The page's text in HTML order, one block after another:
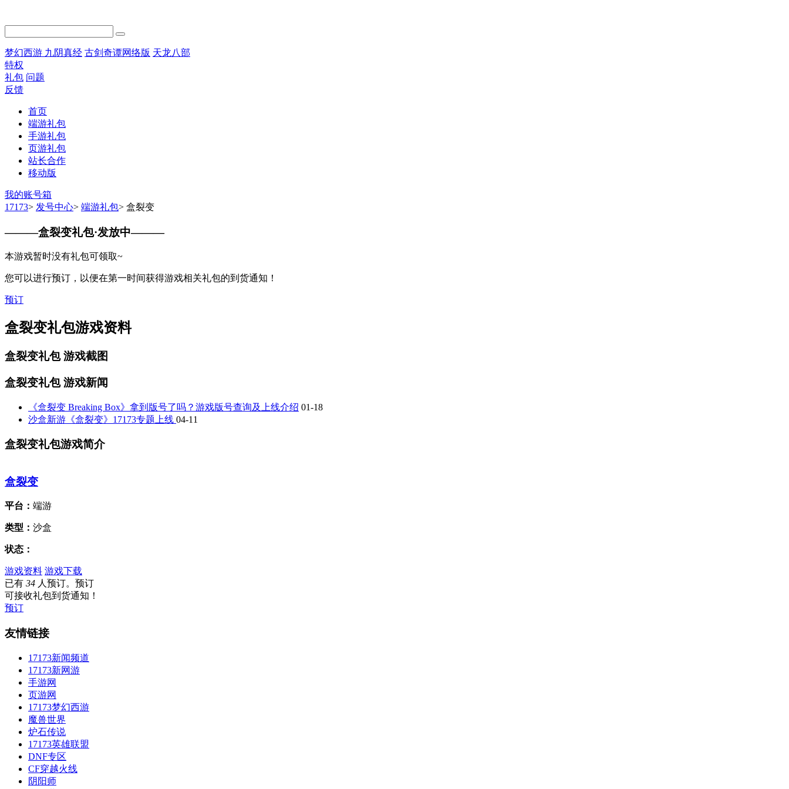
梦幻西游 九阴真经 古剑奇谭网络版 天龙八部
特权
礼包 问题
反馈
首页
端游礼包
手游礼包
页游礼包
站长合作
移动版
我的账号箱
17173> 发号中心> 端游礼包> 盒裂变
———盒裂变礼包·发放中———
本游戏暂时没有礼包可领取~
您可以进行预订，以便在第一时间获得游戏相关礼包的到货通知！
预订
盒裂变礼包游戏资料
盒裂变礼包游戏截图
盒裂变礼包游戏新闻
《盒裂变 Breaking Box》拿到版号了吗？游戏版号查询及上线介绍 01-18
沙盒新游《盒裂变》17173专题上线 04-11
盒裂变礼包游戏简介
盒裂变
平台： 端游
类型： 沙盒
状态：
游戏资料 游戏下载
已有 34 人预订。预订
可接收礼包到货通知！
预订
友情链接
17173新闻频道
17173新网游
手游网
页游网
17173梦幻西游
魔兽世界
炉石传说
17173英雄联盟
DNF专区
CF穿越火线
阴阳师